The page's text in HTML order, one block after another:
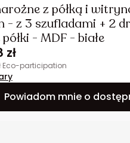
z półką i
- z 3 szufladami + 2
- MDF - białe
zł
Eco-participation
Powiadom mnie o